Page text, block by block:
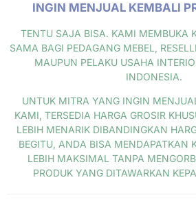
INGIN MENJUAL KEMBALI
TENTU SAJA BISA. KAMI MEMBUKA
SAMA BAGI PEDAGANG MEBEL,
MAUPUN PELAKU USAHA
INDONESIA.
UNTUK MITRA YANG INGIN
KAMI, TERSEDIA HARGA GROSIR
LEBIH MENARIK DIBANDINGKAN
BEGITU, ANDA BISA MENDAPATKAN
LEBIH MAKSIMAL TANPA
PRODUK YANG DITAWARKAN